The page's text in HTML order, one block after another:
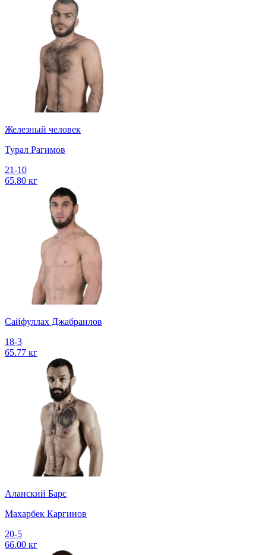
Железный человек
Турал Рагимов
21-10
65.80 кг
Сайфуллах Джабраилов
18-3
65.77 кг
Аланский Барс
Махарбек Каргинов
20-5
66.00 кг